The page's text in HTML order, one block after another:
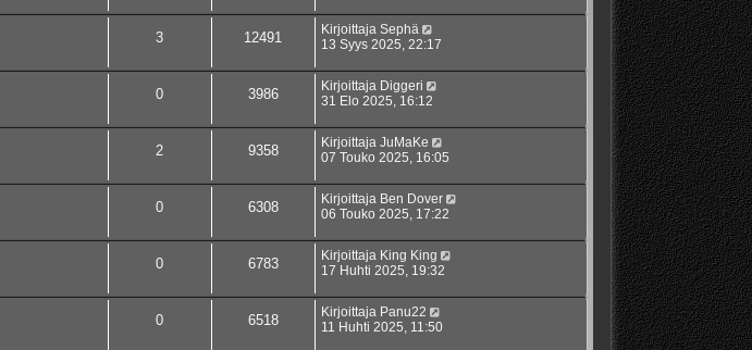
3 12491 Kirjoittaja Sephä
13 Syys 2025, 22:17
0 3986 Kirjoittaja Diggeri
31 Elo 2025, 16:12
2 9358 Kirjoittaja JuMaKe
07 Touko 2025, 16:05
0 6308 Kirjoittaja Ben Dover
06 Touko 2025, 17:22
0 6783 Kirjoittaja King King
17 Huhti 2025, 19:32
0 6518 Kirjoittaja Panu22
11 Huhti 2025, 11:50